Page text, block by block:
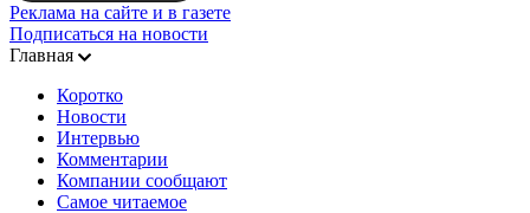
Реклама на сайте и в газете
Подписаться на новости
Главная
Коротко
Новости
Интервью
Комментарии
Компании сообщают
Самое читаемое